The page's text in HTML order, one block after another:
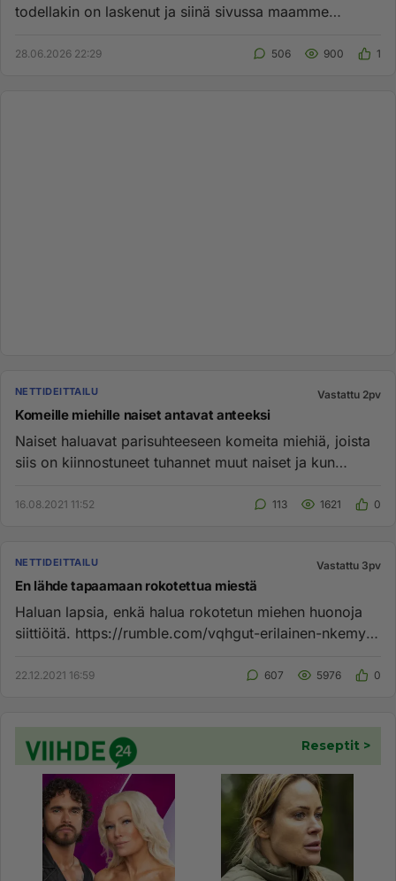
todellakin on laskenut ja siinä sivussa maamme
28.06.2026 22:29 506 900 1
NETTIDEITTAILU Vastattu 2pv
Komeille miehille naiset antavat anteeksi
Naiset haluavat parisuhteeseen komeita miehiä, joista
siis on kiinnostuneet tuhannet muut naiset ja kun
16.08.2021 11:52 113 1621 0
NETTIDEITTAILU Vastattu 3pv
En lähde tapaamaan rokotettua miestä
Haluan lapsia, enkä halua rokotetun miehen huonoja
siittiöitä. https://rumble.com/vqhgut-erilainen-nkemys-
22.12.2021 16:59 607 5976 0